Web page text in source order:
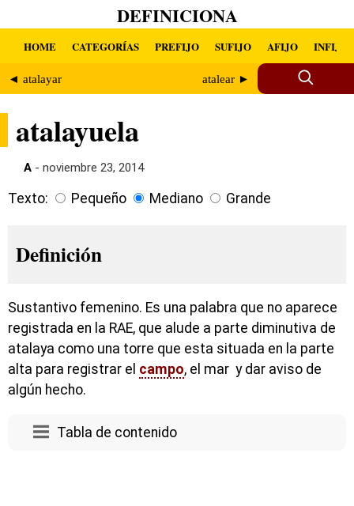
DEFINICIONA
HOME CATEGORÍAS PREFIJO SUFIJO AFIJO INFIJO
◄ atalayar atalear ►
atalayuela
A - noviembre 23, 2014
Texto: Pequeño Mediano Grande
Definición
Sustantivo femenino. Es una palabra que no aparece
registrada en la RAE, que alude a parte diminutiva de
atalaya como una torre que esta situada en la parte
alta para registrar el campo, el mar y dar aviso de
algún hecho.
Tabla de contenido